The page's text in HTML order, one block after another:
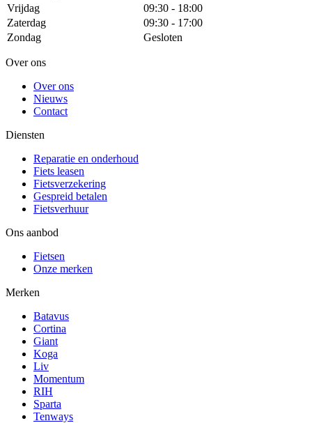
Vrijdag
09:30 - 18:00
Zaterdag
09:30 - 17:00
Zondag
Gesloten
Over ons
Over ons
Nieuws
Contact
Diensten
Reparatie en onderhoud
Fiets leasen
Fietsverzekering
Gespreid betalen
Fietsverhuur
Ons aanbod
Fietsen
Onze merken
Merken
Batavus
Cortina
Giant
Koga
Liv
Momentum
RIH
Sparta
Tenways